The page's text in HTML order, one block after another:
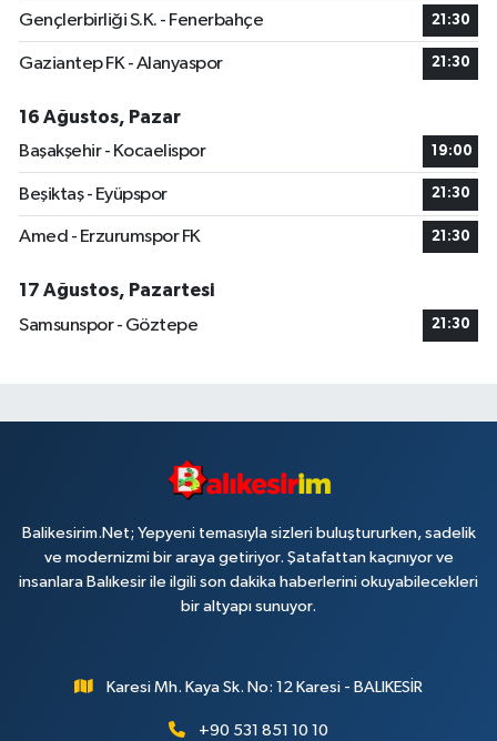
Gençlerbirliği S.K. - Fenerbahçe 21:30
Gaziantep FK - Alanyaspor 21:30
16 Ağustos, Pazar
Başakşehir - Kocaelispor
19:00
Beşiktaş - Eyüpspor 21:30
Amed - Erzurumspor FK 21:30
17 Ağustos, Pazartesi
Samsunspor - Göztepe
21:30
Balikesirim.Net; Yepyeni temasıyla sizleri buluştururken, sadelik
ve modernizmi bir araya getiriyor. Şatafattan kaçınıyor ve
insanlara Balıkesir ile ilgili son dakika haberlerini okuyabilecekleri
bir altyapı sunuyor.
Karesi Mh. Kaya Sk. No: 12 Karesi - BALIKESİR
+90 531 851 10 10